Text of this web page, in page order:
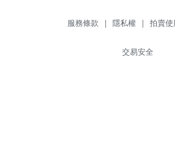
服務條款 | 隱私權 | 拍賣
交易安全